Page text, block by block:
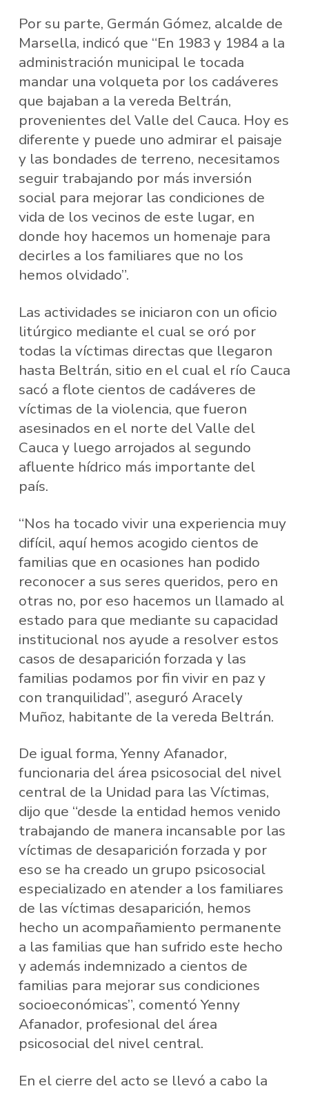
Por su parte, Germán Gómez, alcalde de
Marsella, indicó que “En 1983 y 1984 a la
administración municipal le tocada
mandar una volqueta por los cadáveres
que bajaban a la vereda Beltrán,
provenientes del Valle del Cauca. Hoy es
diferente y puede uno admirar el paisaje
y las bondades de terreno, necesitamos
seguir trabajando por más inversión
social para mejorar las condiciones de
vida de los vecinos de este lugar, en
donde hoy hacemos un homenaje para
decirles a los familiares que no los
hemos olvidado”.
Las actividades se iniciaron con un oficio
litúrgico mediante el cual se oró por
todas la víctimas directas que llegaron
hasta Beltrán, sitio en el cual el río Cauca
sacó a flote cientos de cadáveres de
víctimas de la violencia, que fueron
asesinados en el norte del Valle del
Cauca y luego arrojados al segundo
afluente hídrico más importante del
país.
“Nos ha tocado vivir una experiencia muy
difícil, aquí hemos acogido cientos de
familias que en ocasiones han podido
reconocer a sus seres queridos, pero en
otras no, por eso hacemos un llamado al
estado para que mediante su capacidad
institucional nos ayude a resolver estos
casos de desaparición forzada y las
familias podamos por fin vivir en paz y
con tranquilidad”, aseguró Aracely
Muñoz, habitante de la vereda Beltrán.
De igual forma, Yenny Afanador,
funcionaria del área psicosocial del nivel
central de la Unidad para las Víctimas,
dijo que “desde la entidad hemos venido
trabajando de manera incansable por las
víctimas de desaparición forzada y por
eso se ha creado un grupo psicosocial
especializado en atender a los familiares
de las víctimas desaparición, hemos
hecho un acompañamiento permanente
a las familias que han sufrido este hecho
y además indemnizado a cientos de
familias para mejorar sus condiciones
socioeconómicas”, comentó Yenny
Afanador, profesional del área
psicosocial del nivel central.
En el cierre del acto se llevó a cabo la